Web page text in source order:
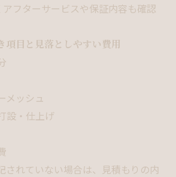
フターサービスや保証内容も確認
項目と見落としやすい費用
メッシュ
設・仕上げ
されていない場合は、見積もりの内